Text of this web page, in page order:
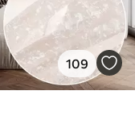
109